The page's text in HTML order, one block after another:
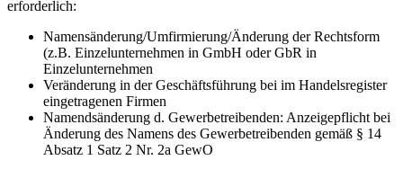
erforderlich:
Namensänderung/Umfirmierung/Änderung der Rechtsform
(z.B. Einzelunternehmen in GmbH oder GbR in
Einzelunternehmen
Veränderung in der Geschäftsführung bei im Handelsregister
eingetragenen Firmen
Namendsänderung d. Gewerbetreibenden: Anzeigepflicht bei
Änderung des Namens des Gewerbetreibenden gemäß § 14
Absatz 1 Satz 2 Nr. 2a GewO